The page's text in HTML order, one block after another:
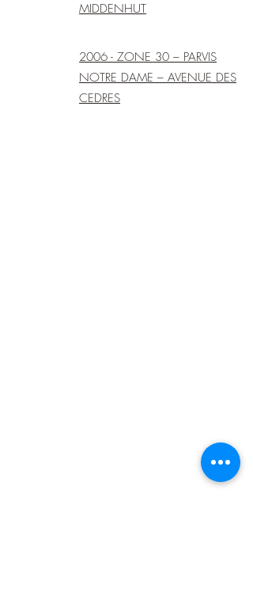
MIDDENHUT
2006 - ZONE 30 – PARVIS
NOTRE DAME – AVENUE DES
CEDRES